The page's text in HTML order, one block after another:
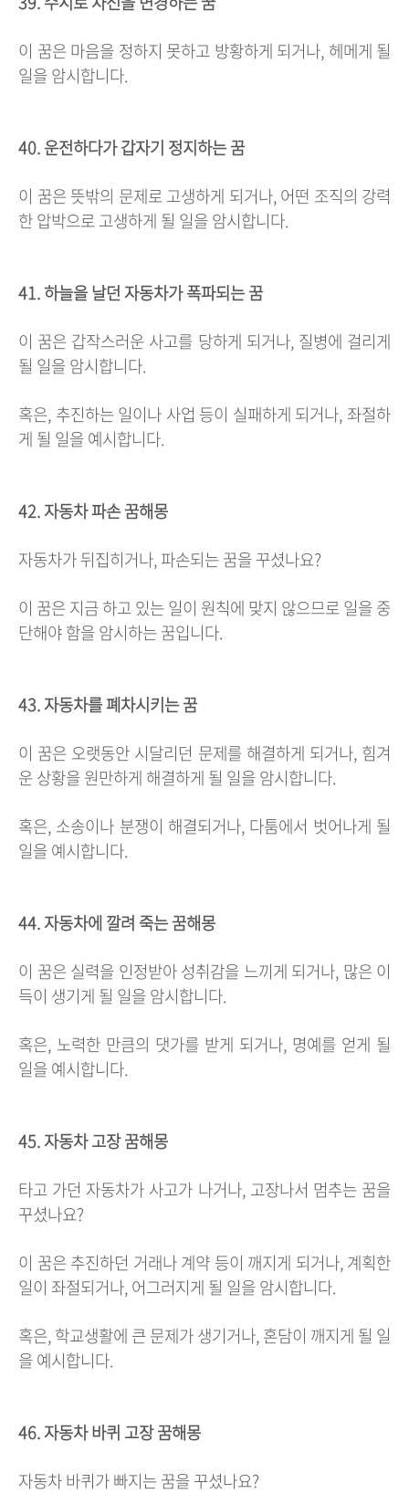
이 꿈은 마음을 정하지 못하고 방황하게 되거나, 헤메게 될
일을 암시합니다.
40. 운전하다가 갑자기 정지하는 꿈
이 꿈은 뜻밖의 문제로 고생하게 되거나, 어떤 조직의 강력
한 압박으로 고생하게 될 일을 암시합니다.
41. 하늘을 날던 자동차가 폭파되는 꿈
이 꿈은 갑작스러운 사고를 당하게 되거나, 질병에 걸리게
될 일을 암시합니다.
혹은, 추진하는 일이나 사업 등이 실패하게 되거나, 좌절하
게 될 일을 예시합니다.
42. 자동차 파손 꿈해몽
자동차가 뒤집히거나, 파손되는 꿈을 꾸셨나요?
이 꿈은 지금 하고 있는 일이 원칙에 맞지 않으므로 일을 중
단해야 함을 암시하는 꿈입니다.
43. 자동차를 폐차시키는 꿈
이 꿈은 오랫동안 시달리던 문제를 해결하게 되거나, 힘겨
운 상황을 원만하게 해결하게 될 일을 암시합니다.
혹은, 소송이나 분쟁이 해결되거나, 다툼에서 벗어나게 될
일을 예시합니다.
44. 자동차에 깔려 죽는 꿈해몽
이 꿈은 실력을 인정받아 성취감을 느끼게 되거나, 많은 이
득이 생기게 될 일을 암시합니다.
혹은, 노력한 만큼의 댓가를 받게 되거나, 명예를 얻게 될
일을 예시합니다.
45. 자동차 고장 꿈해몽
타고 가던 자동차가 사고가 나거나, 고장나서 멈추는 꿈을
꾸셨나요?
이 꿈은 추진하던 거래나 계약 등이 깨지게 되거나, 계획한
일이 좌절되거나, 어그러지게 될 일을 암시합니다.
혹은, 학교생활에 큰 문제가 생기거나, 혼담이 깨지게 될 일
을 예시합니다.
46. 자동차 바퀴 고장 꿈해몽
자동차 바퀴가 빠지는 꿈을 꾸셨나요?